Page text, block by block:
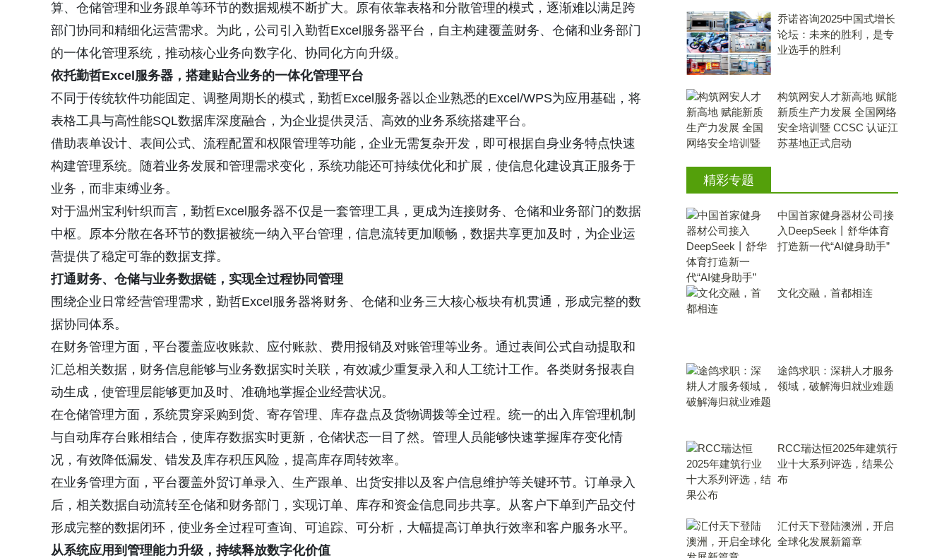
算、仓储管理和业务跟单等环节的数据规模不断扩大。原有依靠表格和分散管理的模式，逐渐难以满足跨
部门协同和精细化运营需求。为此，公司引入勤哲Excel服务器平台，自主构建覆盖财务、仓储和业务部门
的一体化管理系统，推动核心业务向数字化、协同化方向升级。
依托勤哲Excel服务器，搭建贴合业务的一体化管理平台
不同于传统软件功能固定、调整周期长的模式，勤哲Excel服务器以企业熟悉的Excel/WPS为应用基础，将
表格工具与高性能SQL数据库深度融合，为企业提供灵活、高效的业务系统搭建平台。
借助表单设计、表间公式、流程配置和权限管理等功能，企业无需复杂开发，即可根据自身业务特点快速
构建管理系统。随着业务发展和管理需求变化，系统功能还可持续优化和扩展，使信息化建设真正服务于
业务，而非束缚业务。
对于温州宝利针织而言，勤哲Excel服务器不仅是一套管理工具，更成为连接财务、仓储和业务部门的数据
中枢。原本分散在各环节的数据被统一纳入平台管理，信息流转更加顺畅，数据共享更加及时，为企业运
营提供了稳定可靠的数据支撑。
打通财务、仓储与业务数据链，实现全过程协同管理
围绕企业日常经营管理需求，勤哲Excel服务器将财务、仓储和业务三大核心板块有机贯通，形成完整的数
据协同体系。
在财务管理方面，平台覆盖应收账款、应付账款、费用报销及对账管理等业务。通过表间公式自动提取和
汇总相关数据，财务信息能够与业务数据实时关联，有效减少重复录入和人工统计工作。各类财务报表自
动生成，使管理层能够更加及时、准确地掌握企业经营状况。
在仓储管理方面，系统贯穿采购到货、寄存管理、库存盘点及货物调拨等全过程。统一的出入库管理机制
与自动库存台账相结合，使库存数据实时更新，仓储状态一目了然。管理人员能够快速掌握库存变化情
况，有效降低漏发、错发及库存积压风险，提高库存周转效率。
在业务管理方面，平台覆盖外贸订单录入、生产跟单、出货安排以及客户信息维护等关键环节。订单录入
后，相关数据自动流转至仓储和财务部门，实现订单、库存和资金信息同步共享。从客户下单到产品交付
形成完整的数据闭环，使业务全过程可查询、可追踪、可分析，大幅提高订单执行效率和客户服务水平。
从系统应用到管理能力升级，持续释放数字化价值
乔诺咨询2025中国式增长
论坛：未来的胜利，是专
业选手的胜利
构筑网安人才新高地 赋能
新质生产力发展 全国网络
安全培训暨 CCSC 认证江
苏基地正式启动
精彩专题
中国首家健身器材公司接
入DeepSeek丨舒华体育
打造新一代“AI健身助手”
文化交融，首都相连
途鸽求职：深耕人才服务
领域，破解海归就业难题
RCC瑞达恒2025年建筑行
业十大系列评选，结果公
布
汇付天下登陆澳洲，开启
全球化发展新篇章